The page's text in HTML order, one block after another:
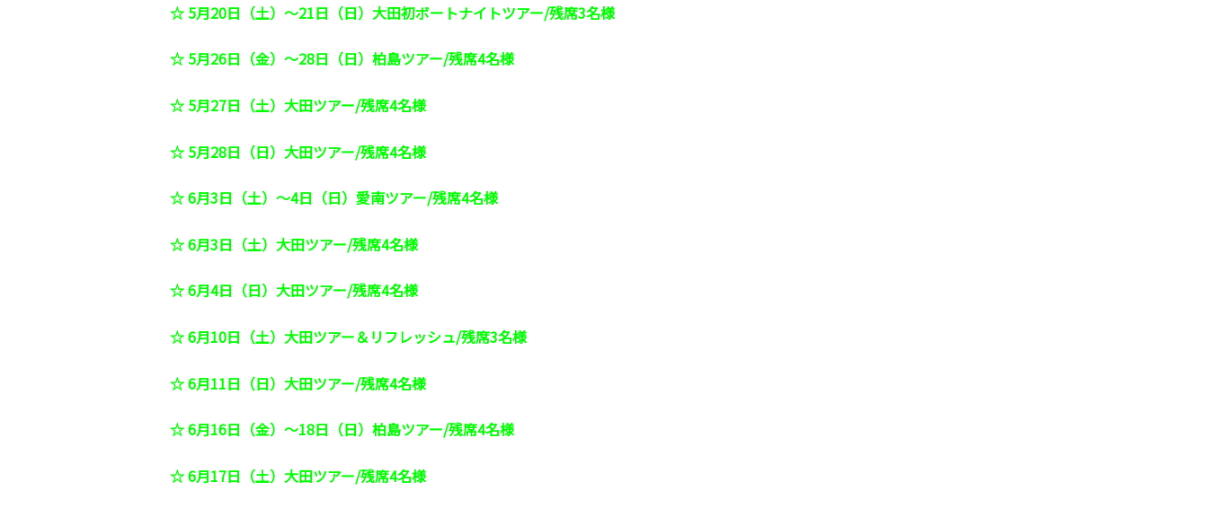
☆ 5月20日（土）～21日（日）大田初ボートナイトツアー/残席3名様
☆ 5月26日（金）～28日（日）柏島ツアー/残席4名様
☆ 5月27日（土）大田ツアー/残席4名様
☆ 5月28日（日）大田ツアー/残席4名様
☆ 6月3日（土）～4日（日）愛南ツアー/残席4名様
☆ 6月3日（土）大田ツアー/残席4名様
☆ 6月4日（日）大田ツアー/残席4名様
☆ 6月10日（土）大田ツアー＆リフレッシュ/残席3名様
☆ 6月11日（日）大田ツアー/残席4名様
☆ 6月16日（金）～18日（日）柏島ツアー/残席4名様
☆ 6月17日（土）大田ツアー/残席4名様